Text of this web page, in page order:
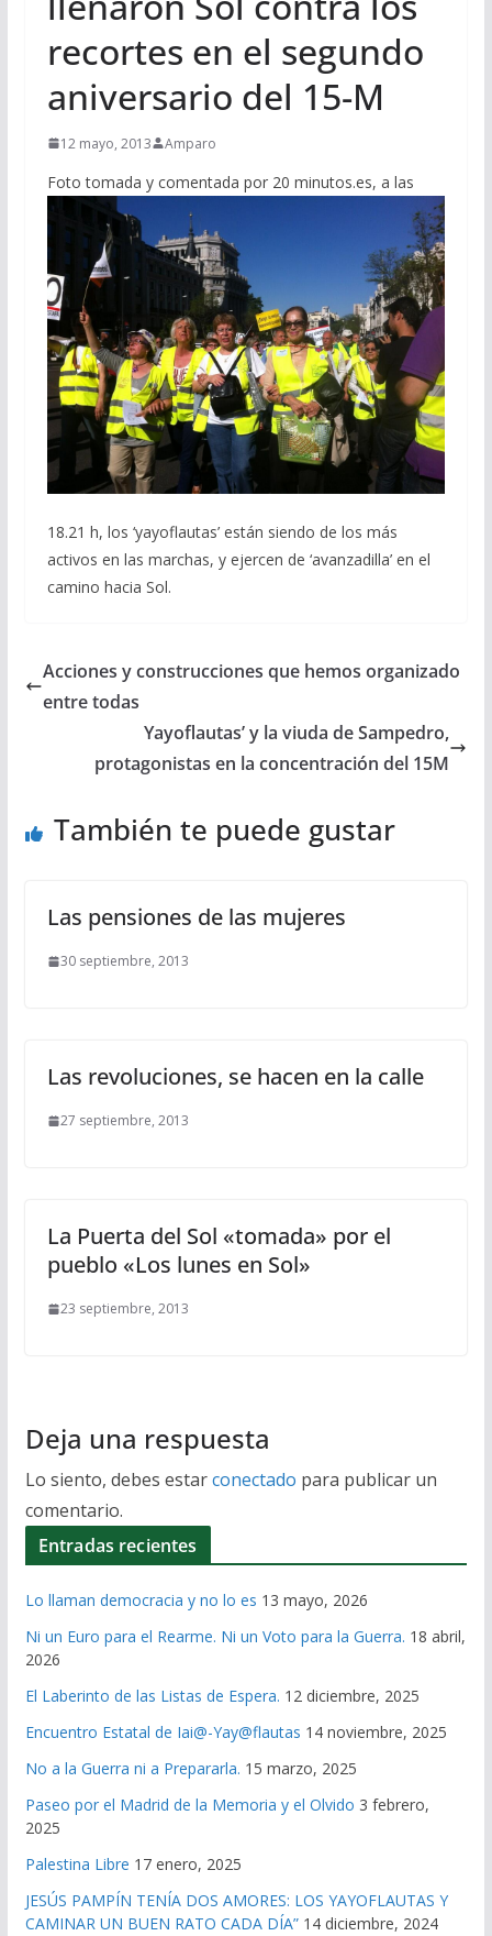
recortes en el segundo
aniversario del 15-M
12 mayo, 2013 Amparo
Foto tomada y comentada por 20 minutos.es, a las
18.21 h, los ‘yayoflautas’ están siendo de los más
activos en las marchas, y ejercen de ‘avanzadilla’ en el
camino hacia Sol.
Acciones y construcciones que hemos organizado
entre todas
Yayoflautas’ y la viuda de Sampedro,
protagonistas en la concentración del 15M
También te puede gustar
Las pensiones de las mujeres
30 septiembre, 2013
Las revoluciones, se hacen en la calle
27 septiembre, 2013
La Puerta del Sol «tomada» por el
pueblo «Los lunes en Sol»
23 septiembre, 2013
Deja una respuesta
Lo siento, debes estarconectado para publicar un
comentario.
Entradas recientes
Lo llaman democracia y no lo es 13 mayo, 2026
Ni un Euro para el Rearme. Ni un Voto para la Guerra. 18 abril,
2026
El Laberinto de las Listas de Espera. 12 diciembre, 2025
Encuentro Estatal de Iai@-Yay@flautas 14 noviembre, 2025
No a la Guerra ni a Prepararla. 15 marzo, 2025
Paseo por el Madrid de la Memoria y el Olvido 3 febrero,
2025
Palestina Libre 17 enero, 2025
JESÚS PAMPÍN TENÍA DOS AMORES: LOS YAYOFLAUTAS Y
CAMINAR UN BUEN RATO CADA DÍA” 14 diciembre, 2024